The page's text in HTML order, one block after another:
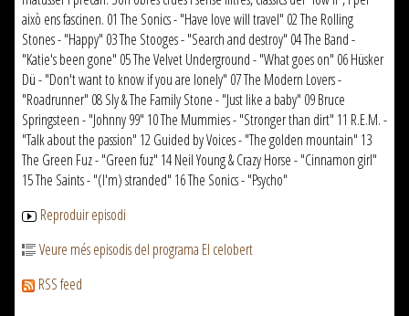
això ens fascinen. 01 The Sonics - "Have love will travel" 02 The Rolling
Stones - "Happy" 03 The Stooges - "Search and destroy" 04 The Band -
"Katie's been gone" 05 The Velvet Underground - "What goes on" 06 Hüsker
Dü - "Don't want to know if you are lonely" 07 The Modern Lovers -
"Roadrunner" 08 Sly & The Family Stone - "Just like a baby" 09 Bruce
Springsteen - "Johnny 99" 10 The Mummies - "Stronger than dirt" 11 R.E.M. -
"Talk about the passion" 12 Guided by Voices - "The golden mountain" 13
The Green Fuz - "Green fuz" 14 Neil Young & Crazy Horse - "Cinnamon girl"
15 The Saints - "(I'm) stranded" 16 The Sonics - "Psycho"
Reproduir episodi
Veure més episodis del programa El celobert
RSS feed